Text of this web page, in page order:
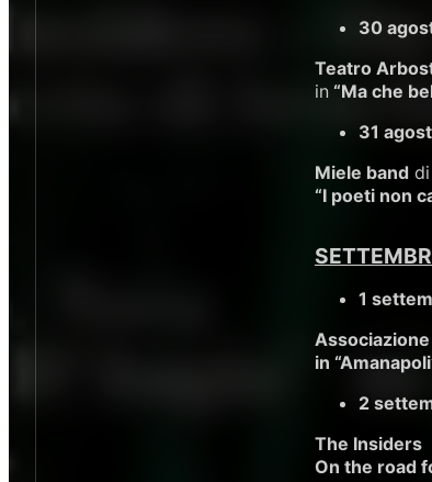
30
Teatro
in“Ma che
31
Miele banddi
“I poeti non
1
in
2
The Insiders
On the road